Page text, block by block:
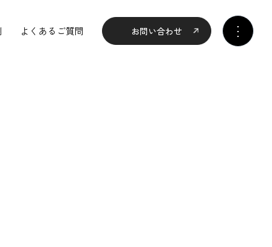
よくあるご質問 お問い合わせ